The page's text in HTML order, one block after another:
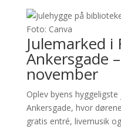
Foto: Canva
Julemarked i
Ankersgade
november
Oplev byens
Ankersgade, hvor
gratis entré, livemusik